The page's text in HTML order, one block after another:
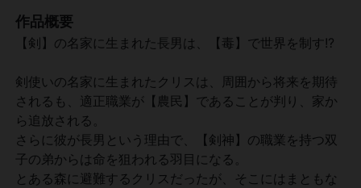
作品概要
【剣】の名家に生まれた長男は、【毒】で世界を制す!?
剣使いの名家に生まれたクリスは、周囲から将来を期待
されるも、適正職業が【農民】であることが判り、家か
ら追放される。
さらに彼が長男という理由で、【剣神】の職業を持つ双
子の弟からは命を狙われる羽目になる。
とある森に避難するクリスだったが、そこにはまともな